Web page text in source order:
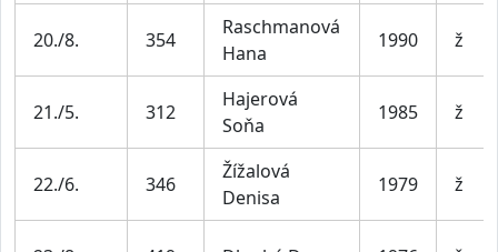
20./8. 354
Raschmanová
Hana
1990 ž
21./5. 312
Hajerová
Soňa
1985 ž
22./6. 346
Žížalová
Denisa
1979 ž